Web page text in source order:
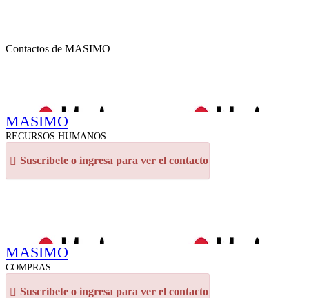
Contactos de MASIMO
MASIMO
RECURSOS HUMANOS
Suscríbete o ingresa para ver el contacto
MASIMO
COMPRAS
Suscríbete o ingresa para ver el contacto